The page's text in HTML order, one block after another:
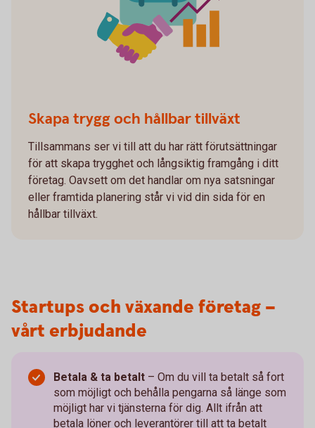
Skapa trygg och hållbar tillväxt
Tillsammans ser vi till att du har rätt förutsättningar
för att skapa trygghet och långsiktig framgång i ditt
företag. Oavsett om det handlar om nya satsningar
eller framtida planering står vi vid din sida för en
hållbar tillväxt.
Startups och växande företag –
vårt erbjudande
Betala & ta betalt – Om du vill ta betalt så fort
som möjligt och behålla pengarna så länge som
möjligt har vi tjänsterna för dig. Allt ifrån att
betala löner och leverantörer till att ta betalt